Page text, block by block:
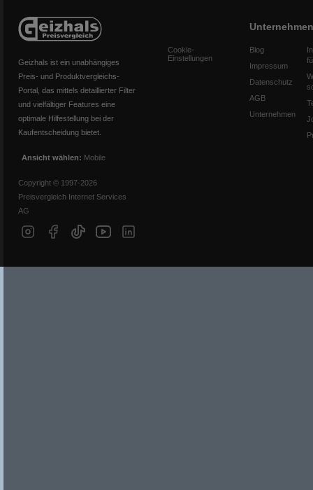
Geizhals ist ein unabhängiges
Preis- und Produktvergleichs-
Portal, das mittels detaillierter Filter
und vielfältiger Features eine
optimale Hilfestellung bei der
Kaufentscheidung bietet.
Ansicht wählen: Mobile
Copyright © 1997-2026
Preisvergleich Internet Services
AG
Cookie-
Einstellungen
Unternehmen
Blog
Impressum
Datenschutz
AGB
Unternehmen